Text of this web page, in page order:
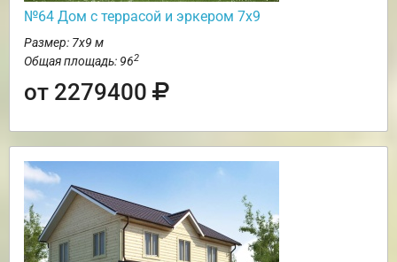
№64 Дом с террасой и эркером 7х9
Размер: 7х9 м
Общая площадь: 962
от 2279400